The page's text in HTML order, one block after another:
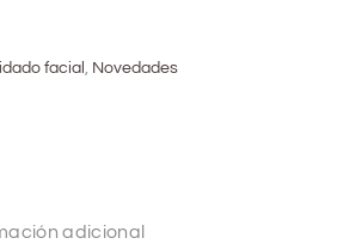
facial , Novedades
adicional